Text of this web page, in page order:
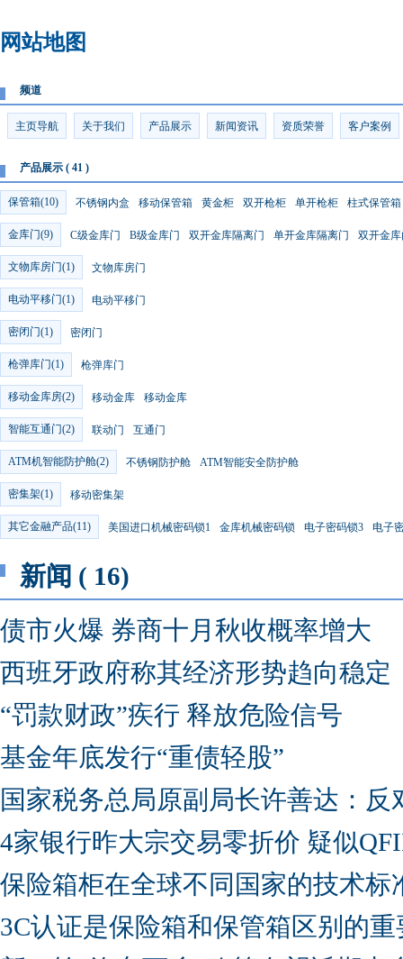
网站地图
频道
主页导航 关于我们 产品展示 新闻资讯 资质荣誉 客户案例
产品展示 ( 41 )
保管箱(10) 不锈钢内盒 移动保管箱 黄金柜 双开枪柜 单开枪柜 柱式保管箱
金库门(9) C级金库门 B级金库门 双开金库隔离门 单开金库隔离门 双开金
文物库房门(1) 文物库房门
电动平移门(1) 电动平移门
密闭门(1) 密闭门
枪弹库门(1) 枪弹库门
移动金库房(2) 移动金库 移动金库
智能互通门(2) 联动门 互通门
ATM机智能防护舱(2) 不锈钢防护舱 ATM智能安全防护舱
密集架(1) 移动密集架
其它金融产品(11) 美国进口机械密码锁1 金库机械密码锁 电子密码锁3 电子
新闻 ( 16)
债市火爆 券商十月秋收概率增大
西班牙政府称其经济形势趋向稳定
“罚款财政”疾行 释放危险信号
基金年底发行“重债轻股”
国家税务总局原副局长许善达：反
4家银行昨大宗交易零折价 疑似
保险箱柜在全球不同国家的技术标
3C认证是保险箱和保管箱区别的